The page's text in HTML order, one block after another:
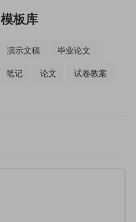
模板库
演示文稿
毕业论文
笔记 论文
试卷教案